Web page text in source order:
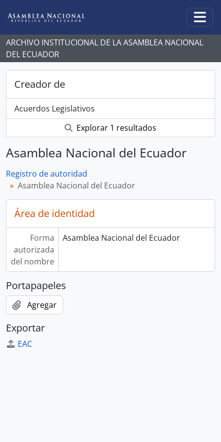
ARCHIVO INSTITUCIONAL DE LA ASAMBLEA NACIONAL
DEL ECUADOR
Creador de
Acuerdos Legislativos
Explorar 1 resultados
Asamblea Nacional del Ecuador
Registro de autoridad
Asamblea Nacional del Ecuador
Área de identidad
Forma
autorizada
del nombre
Asamblea Nacional del Ecuador
Portapapeles
Agregar
Exportar
EAC